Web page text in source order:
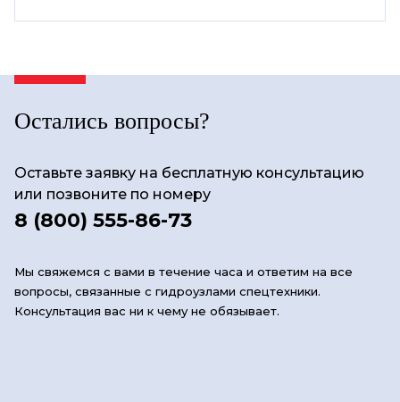
Остались вопросы?
Оставьте заявку на бесплатную консультацию
или позвоните по номеру
8 (800) 555-86-73
Мы свяжемся с вами в течение часа и ответим на все
вопросы, связанные с гидроузлами спецтехники.
Консультация вас ни к чему не обязывает.